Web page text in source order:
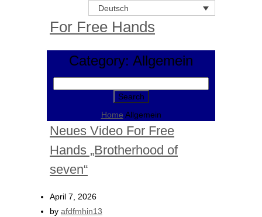
Deutsch
For Free Hands
Category: Allgemein
Home Allgemein
Neues Video For Free
Hands „Brotherhood of
seven“
April 7, 2026
by afdfmhin13